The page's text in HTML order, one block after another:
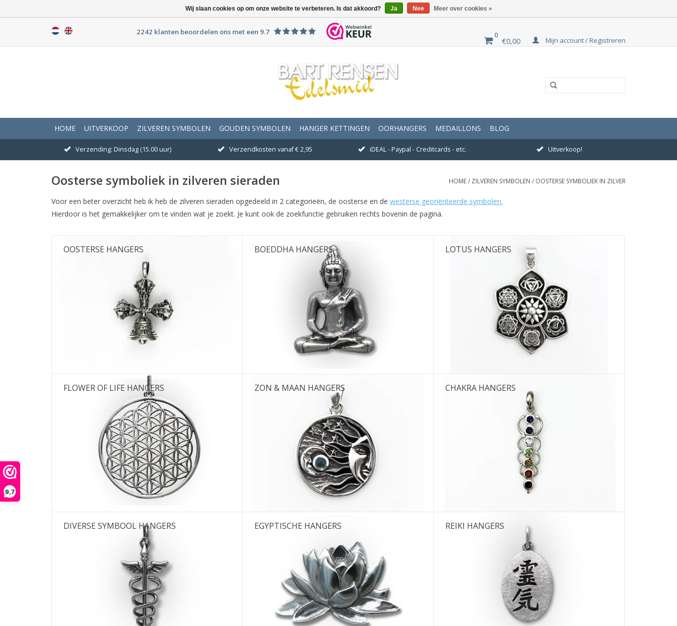
9,7
2242 klanten beoordelen ons met een 9.7 0
€0,00 Mijn account / Registreren
HOME UITVERKOOP ZILVEREN SYMBOLEN GOUDEN SYMBOLEN HANGER KETTINGEN OORHANGERS MEDAILLONS BLOG
Verzending: Dinsdag (15.00 uur) Verzendkosten vanaf € 2,95 iDEAL - Paypal - Creditcards - etc. Uitverkoop!
Oosterse symboliek in zilveren sieraden HOME/ ZILVEREN SYMBOLEN / OOSTERSE SYMBOLIEK IN ZILVER
Voor een beter overzicht heb ik heb de zilveren sieraden opgedeeld in 2 categorieën, de oosterse en de westerse georiënteerde symbolen.
Hierdoor is het gemakkelijker om te vinden wat je zoekt. Je kunt ook de zoekfunctie gebruiken rechts bovenin de pagina.
OOSTERSE HANGERS BOEDDHA HANGERS LOTUS HANGERS
FLOWER OF LIFE HANGERS ZON & MAAN HANGERS CHAKRA HANGERS
DIVERSE SYMBOOL HANGERS EGYPTISCHE HANGERS REIKI HANGERS
Wij slaan cookies op om onze website te verbeteren. Is dat akkoord? Ja Nee Meer over cookies »
De eerstvolgende verzenddatum is woensdag 12
augustus
De vermelding: -verzending op iedere dinsdag- vervalt tijdeijk.